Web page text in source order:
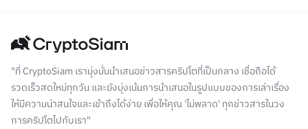
"ที่ CryptoSiam เรามุ่งมั่นนำเสนอข่าวสารคริปโตที่เป็นกลาง เชื่อถือได้
รวดเร็วสดใหม่ทุกวัน และยังมุ่งเน้นการนำเสนอในรูปแบบของการเล่าเรื่อง
ให้มีความน่าสนใจและเข้าถึงได้ง่าย เพื่อให้คุณ 'ไม่พลาด' ทุกข่าวสารในวง
การคริปโตไปกับเรา"